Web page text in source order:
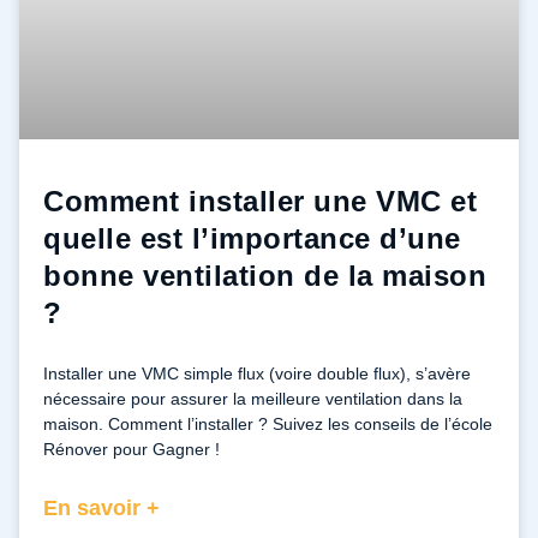
Comment installer une VMC et
quelle est l’importance d’une
bonne ventilation de la maison
?
Installer une VMC simple flux (voire double flux), s’avère
nécessaire pour assurer la meilleure ventilation dans la
maison. Comment l’installer ? Suivez les conseils de l’école
Rénover pour Gagner !
En savoir +